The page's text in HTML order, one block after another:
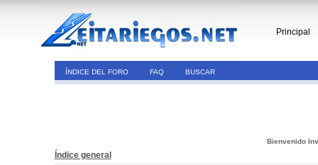
Principal
ÍNDICE DEL FORO FAQ BUSCAR
Bienvenido
Índice general